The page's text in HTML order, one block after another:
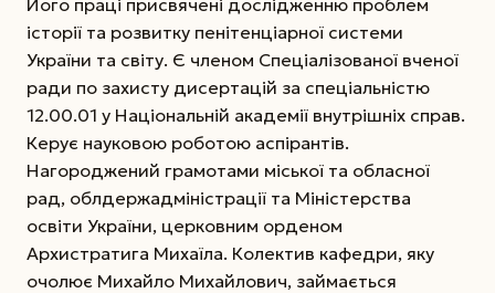
історії­ та розвитку пенітенціарної системи
України та світу. Є членом Спеціалізованої вченої
ради по захисту дисертацій за спеціальністю
12.00.01 у Національній академії внутрішніх справ.
Керує науковою роботою аспірантів.
Нагороджений грамотами міської та обласної
рад, облдержадміністрації та Міністерства
освіти України, церковним орденом
Архистратига Михаїла. Колектив кафедри, яку
очолює Михайло Михайлович, зай­мається